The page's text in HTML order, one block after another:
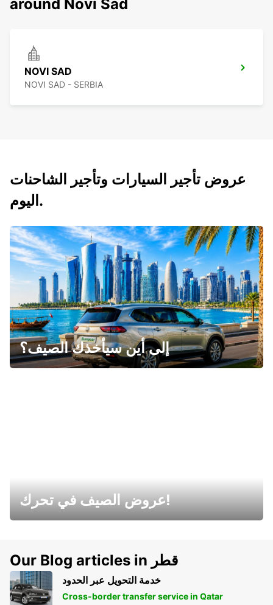
around Novi Sad
NOVI SAD
NOVI SAD - SERBIA
عروض تأجير السيارات وتأجير الشاحنات
اليوم.
إلى أين سيأخذك الصيف؟
عروض الصيف في تحرك!
Our Blog articles in قطر
خدمة التحويل عبر الحدود
Cross-border transfer service in Qatar